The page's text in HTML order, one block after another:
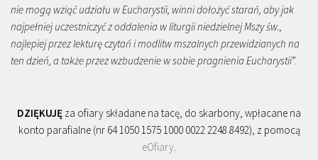
nie mogą wziąć udziału w Eucharystii, winni dołożyć starań, aby jak
najpełniej uczestniczyć z oddalenia w liturgii niedzielnej Mszy św.,
najlepiej przez lekturę czytań i modlitw mszalnych przewidzianych na
ten dzień, a także przez wzbudzenie w sobie pragnienia Eucharystii”.
DZIĘKUJĘ za ofiary składane na tacę, do skarbony, wpłacane na
konto parafialne (nr 64 1050 1575 1000 0022 2248 8492), z pomocą
eOfiary.